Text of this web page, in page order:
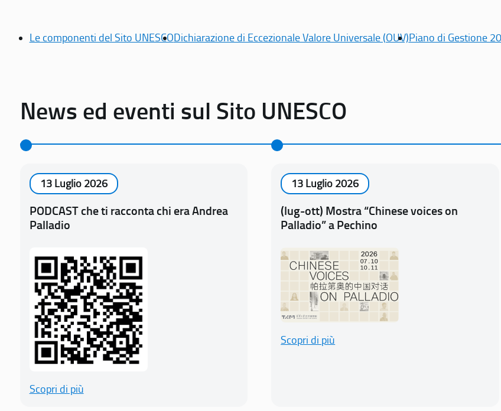
Le componenti del Sito UNESCODichiarazione di Eccezionale Valore Universale (OUV)Piano di Gestione
News ed eventi sul Sito UNESCO
13 Luglio 2026
PODCAST che ti racconta chi era Andrea
Palladio
Scopri di più
13 Luglio 2026
(lug-ott) Mostra “Chinese voices on
Palladio” a Pechino
Scopri di più